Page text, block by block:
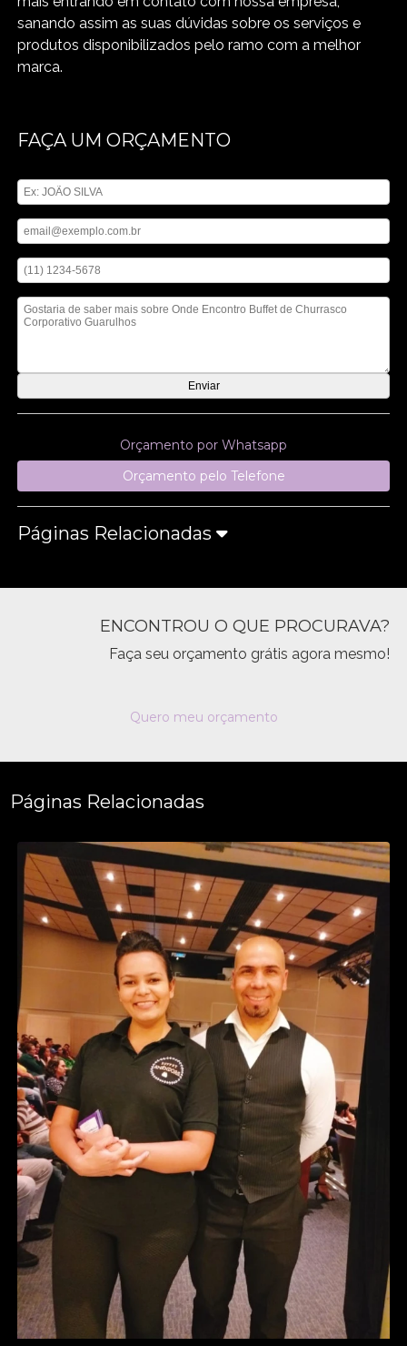
sanando assim as suas dúvidas sobre os serviços e
produtos disponibilizados pelo ramo com a melhor
marca.
FAÇA UM ORÇAMENTO
Orçamento por Whatsapp
Orçamento pelo Telefone
Páginas Relacionadas
ENCONTROU O QUE PROCURAVA?
Faça seu orçamento grátis agora mesmo!
Quero meu orçamento
Páginas Relacionadas